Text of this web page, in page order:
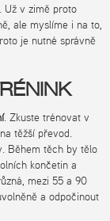
Už v zimě proto
ale myslíme i na to,
je nutné správně
. Zkuste trénovat v
těžší převod.
Během těch by tělo
končetin a
mezi 55 a 90
a odpočinout